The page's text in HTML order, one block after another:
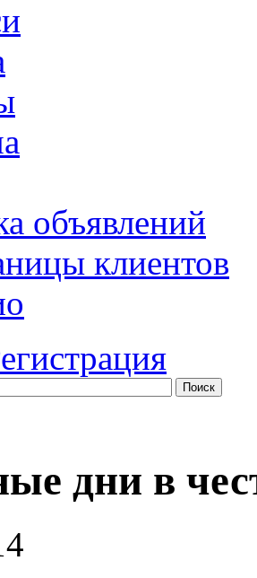
объявлений
клиентов
Поиск
дни в